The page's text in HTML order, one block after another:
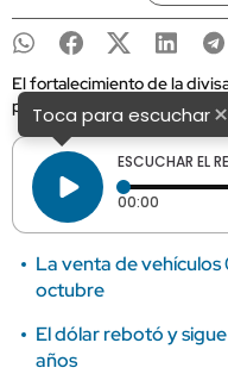
El fortalecimiento de la
para el sector, alertaron
Toca para escuchar×
ESCUCHAR EL
00:00 Tiempo
La venta de vehículos
octubre
El dólar rebotó y
años